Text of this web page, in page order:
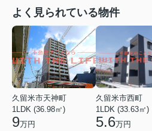
よく見られている物件
久留米市天神町
1LDK (36.98㎡)
9万円
久留米市西町
1LDK (33.63㎡)
5.6万円